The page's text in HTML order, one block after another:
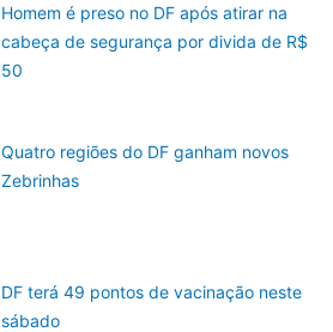
Homem é preso no DF após atirar na
cabeça de segurança por divida de R$
50
Quatro regiões do DF ganham novos
Zebrinhas
DF terá 49 pontos de vacinação neste
sábado